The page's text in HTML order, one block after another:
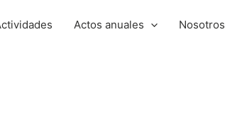
Actos anuales Nosotros